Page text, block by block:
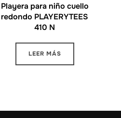
Playera para niño cuello
redondo PLAYERYTEES
410 N
LEER MÁS